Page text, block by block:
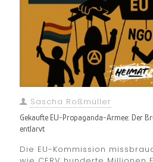
Sascha Roßmüller
Gekaufte EU-Propaganda-Armee: Der
entlarvt
Die EU-Kommission